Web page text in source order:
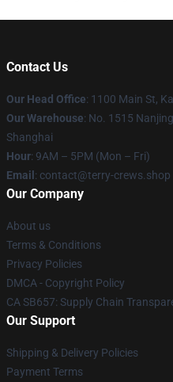
Contact Us
Our Head Office: 1100 Main St,
Our Warehouse: No. 1515
Shanghai
Hour: 9AM – 5PM (Mon – Fri)
Email : contact@terry-crews.shop
Our Company
About us
Terms & Conditions
Privacy Policies
DMCA - Copyright Policy
CA SB657: Supply Chain
Our Support
Shipping & Delivery Policies
Payment Terms